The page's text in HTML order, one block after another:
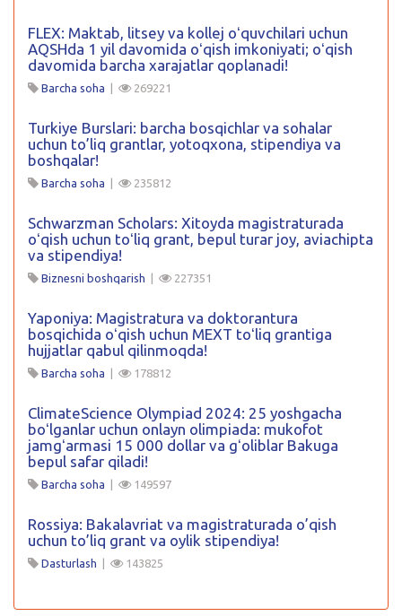
FLEX: Maktab, litsey va kollej oʻquvchilari uchun
AQSHda 1 yil davomida oʻqish imkoniyati; oʻqish
davomida barcha xarajatlar qoplanadi!
Barcha soha | 269221
Turkiye Burslari: barcha bosqichlar va sohalar
uchun to’liq grantlar, yotoqxona, stipendiya va
boshqalar!
Barcha soha | 235812
Schwarzman Scholars: Xitoyda magistraturada
oʻqish uchun toʻliq grant, bepul turar joy, aviachipta
va stipendiya!
Biznesni boshqarish | 227351
Yaponiya: Magistratura va doktorantura
bosqichida oʻqish uchun MEXT toʻliq grantiga
hujjatlar qabul qilinmoqda!
Barcha soha | 178812
ClimateScience Olympiad 2024: 25 yoshgacha
boʻlganlar uchun onlayn olimpiada: mukofot
jamgʻarmasi 15 000 dollar va gʻoliblar Bakuga
bepul safar qiladi!
Barcha soha | 149597
Rossiya: Bakalavriat va magistraturada o’qish
uchun to’liq grant va oylik stipendiya!
Dasturlash | 143825